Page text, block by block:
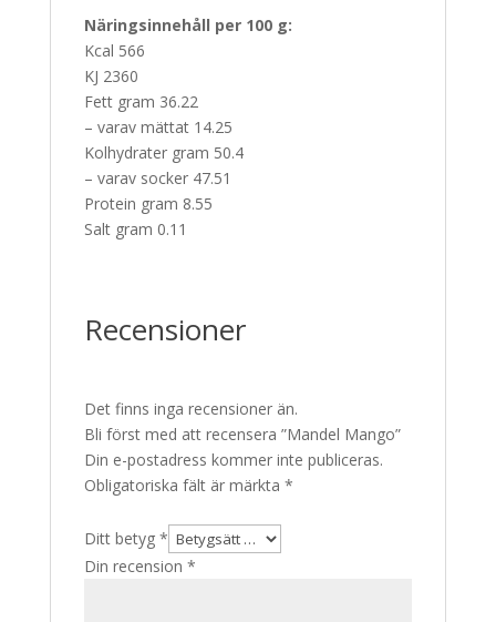
Näringsinnehåll per 100 g:
Kcal 566
KJ 2360
Fett gram 36.22
– varav mättat 14.25
Kolhydrater gram 50.4
– varav socker 47.51
Protein gram 8.55
Salt gram 0.11
Recensioner
Det finns inga recensioner än.
Bli först med att recensera ”Mandel Mango”
Din e-postadress kommer inte publiceras.
Obligatoriska fält är märkta *
Ditt betyg *
Din recension *